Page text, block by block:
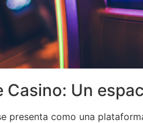
Casino: Un
presenta como una